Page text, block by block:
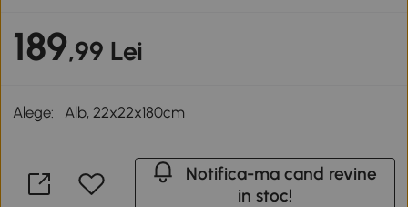
189,99 Lei
Alege: Alb, 22x22x180cm
Notifica-ma cand revine
in stoc!